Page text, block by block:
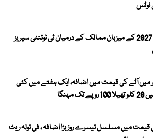
نوٹس
ورلڈ کپ 2027 کے میزبان ممالک کے درمیان ٹی ٹوئنٹی سیریز
میں آٹے کی قیمت میں اضافہ، ایک ہفتے میں کئی
تک مہنگا
میں مسلسل تیسرے روز بڑا اضافہ ، فی تولہ ریٹ